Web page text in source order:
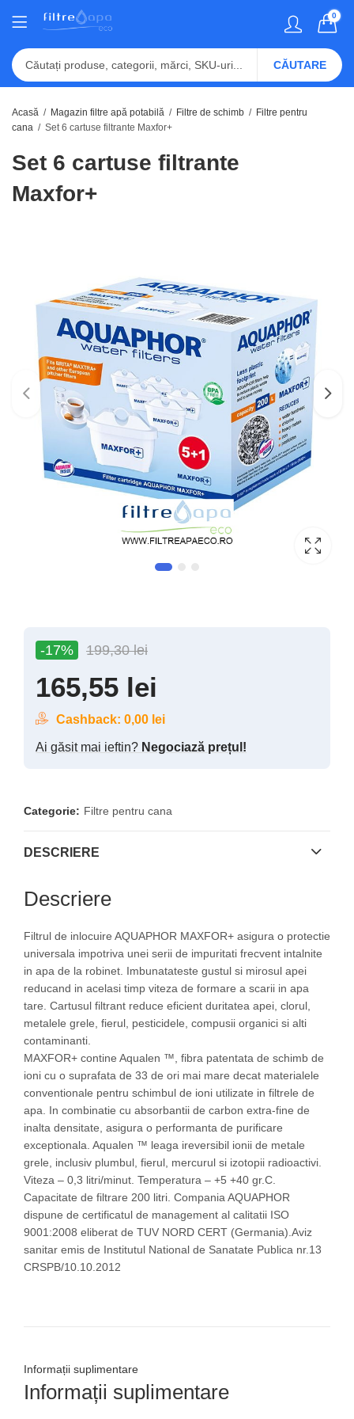
0
CĂUTARE
Acasă Magazin filtre apă potabilă Filtre de schimb
Filtre pentru
cana
Set 6 cartuse filtrante Maxfor+
Set 6 cartuse filtrante
Maxfor+
-17% 199,30lei
165,55 lei
Cashback: 0,00 lei
Ai găsit mai ieftin? Negociază prețul!
Categorie: Filtre pentru cana
DESCRIERE
Descriere
Filtrul de inlocuire AQUAPHOR MAXFOR+ asigura o protectie
universala impotriva unei serii de impuritati frecvent intalnite
in apa de la robinet. Imbunatateste gustul si mirosul apei
reducand in acelasi timp viteza de formare a scarii in apa
tare. Cartusul filtrant reduce eficient duritatea apei, clorul,
metalele grele, fierul, pesticidele, compusii organici si alti
contaminanti.
MAXFOR+ contine Aqualen ™, fibra patentata de schimb de
ioni cu o suprafata de 33 de ori mai mare decat materialele
conventionale pentru schimbul de ioni utilizate in filtrele de
apa. In combinatie cu absorbantii de carbon extra-fine de
inalta densitate, asigura o performanta de purificare
exceptionala. Aqualen ™ leaga ireversibil ionii de metale
grele, inclusiv plumbul, fierul, mercurul si izotopii radioactivi.
Viteza – 0,3 litri/minut. Temperatura – +5 +40 gr.C.
Capacitate de filtrare 200 litri. Compania AQUAPHOR
dispune de certificatul de management al calitatii ISO
9001:2008 eliberat de TUV NORD CERT (Germania).Aviz
sanitar emis de Institutul National de Sanatate Publica nr.13
CRSPB/10.10.2012
Informații suplimentare
Informații suplimentare